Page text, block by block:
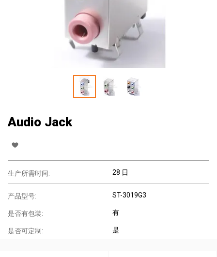
Audio Jack
生产所需时间: 28 日
产品型号: ST-3019G3
是否有包装: 有
是否可定制: 是